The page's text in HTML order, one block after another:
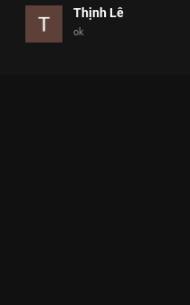
Thịnh Lê
ok